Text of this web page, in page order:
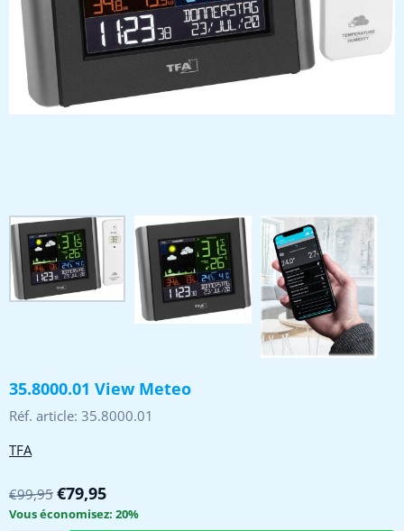
35.8000.01 View Meteo
Réf. article: 35.8000.01
TFA
€99,95 €79,95
Vous économisez: 20%